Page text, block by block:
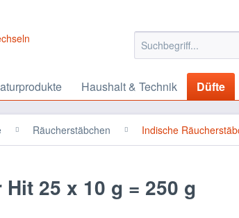
Haushalt & Technik Düfte
Räucherstäbchen Indische
25 x 10 g = 250 g